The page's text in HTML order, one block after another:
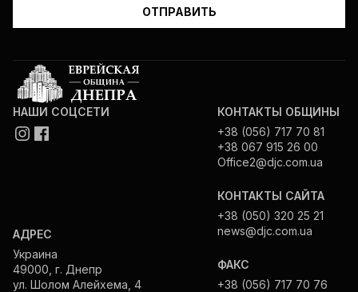
НАШИ СОЦСЕТИ
АДРЕС
Украина
49000, г. Днепр
ул. Шолом Алейхема, 4
КОНТАКТЫ ОБЩИНЫ
+38 (056) 717 70 81
+38 067 915 26 00
Office2@djc.com.ua
КОНТАКТЫ САЙТА
+38 (050) 320 25 21
news@djc.com.ua
ФАКС
+38 (056) 717 70 76